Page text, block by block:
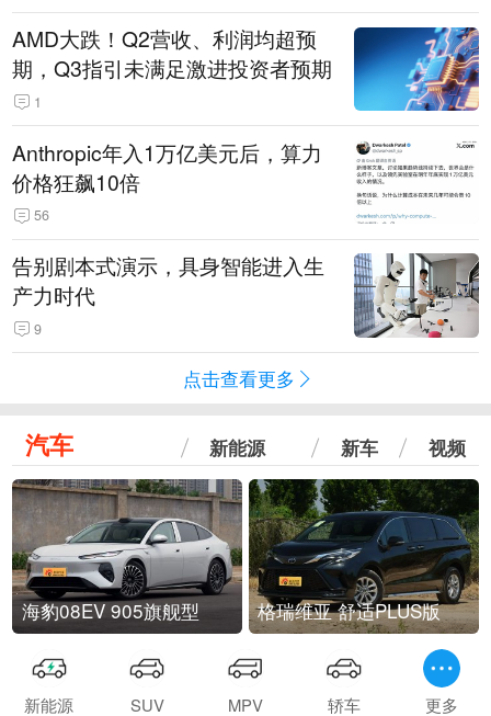
AMD大跌！Q2营收、利润均超预
期，Q3指引未满足激进投资者预期
1
Anthropic年入1万亿美元后，算力
价格狂飙10倍
56
告别剧本式演示，具身智能进入生
产力时代
9
点击查看更多
汽车 新能源 新车 视频
海豹08EV 905旗舰型 格瑞维亚 舒适PLUS版
新能源 SUV MPV 轿车 更多